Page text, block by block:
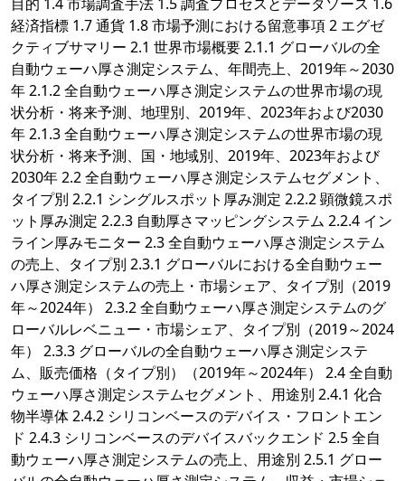
経済指標 1.7 通貨 1.8 市場予測における留意事項 2 エグゼ
クティブサマリー 2.1 世界市場概要 2.1.1 グローバルの全
自動ウェーハ厚さ測定システム、年間売上、2019年～2030
年 2.1.2 全自動ウェーハ厚さ測定システムの世界市場の現
状分析・将来予測、地理別、2019年、2023年および2030
年 2.1.3 全自動ウェーハ厚さ測定システムの世界市場の現
状分析・将来予測、国・地域別、2019年、2023年および
2030年 2.2 全自動ウェーハ厚さ測定システムセグメント、
タイプ別 2.2.1 シングルスポット厚み測定 2.2.2 顕微鏡スポ
ット厚み測定 2.2.3 自動厚さマッピングシステム 2.2.4 イン
ライン厚みモニター 2.3 全自動ウェーハ厚さ測定システム
の売上、タイプ別 2.3.1 グローバルにおける全自動ウェー
ハ厚さ測定システムの売上・市場シェア、タイプ別（2019
年～2024年） 2.3.2 全自動ウェーハ厚さ測定システムのグ
ローバルレベニュー・市場シェア、タイプ別（2019～2024
年） 2.3.3 グローバルの全自動ウェーハ厚さ測定システ
ム、販売価格（タイプ別）（2019年～2024年） 2.4 全自動
ウェーハ厚さ測定システムセグメント、用途別 2.4.1 化合
物半導体 2.4.2 シリコンベースのデバイス・フロントエン
ド 2.4.3 シリコンベースのデバイスバックエンド 2.5 全自
動ウェーハ厚さ測定システムの売上、用途別 2.5.1 グロー